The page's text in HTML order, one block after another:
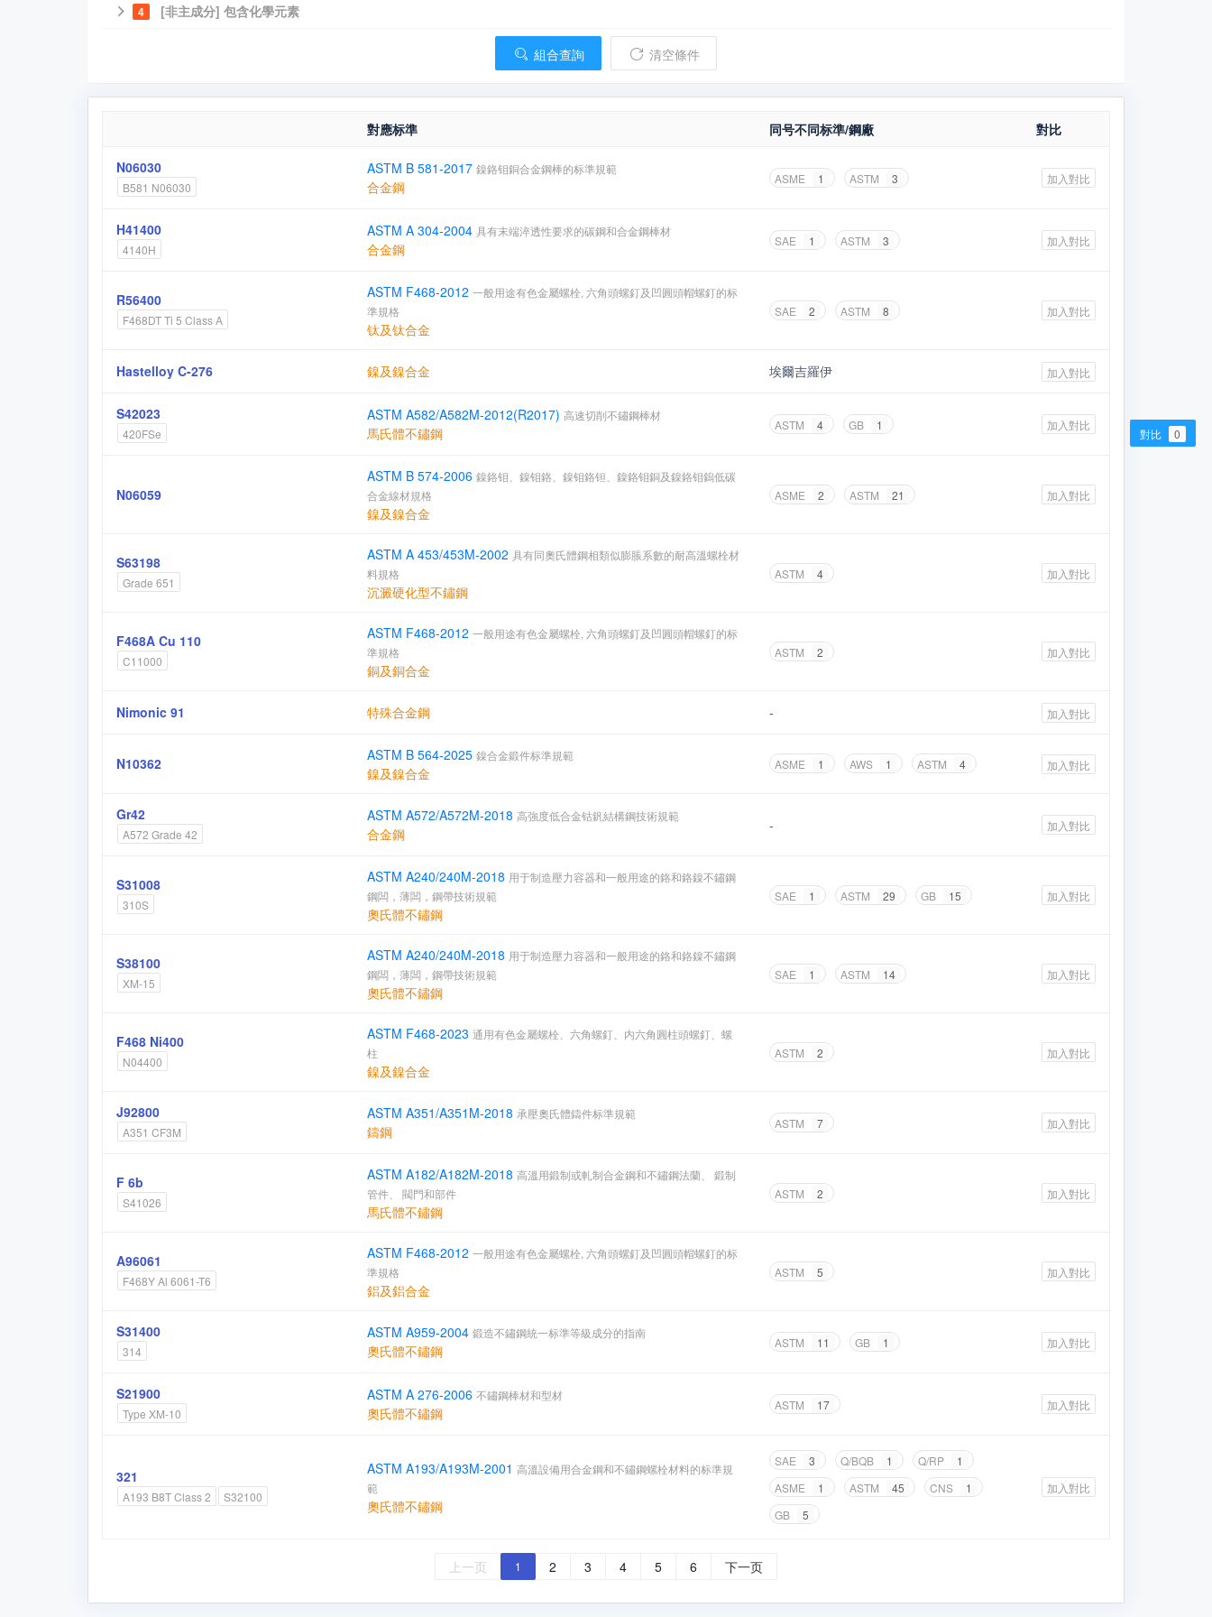
4 [非主成分] 包含化學元素
組合查詢 清空條件
對應标準 同号不同标準/鋼廠 對比
N06030
B581 N06030
ASTM B 581-2017 鎳鉻钼銅合金鋼棒的标準規範
合金鋼 ASME 1 ASTM 3 加入對比
H41400
4140H
ASTM A 304-2004 具有末端淬透性要求的碳鋼和合金鋼棒材
合金鋼 SAE 1 ASTM 3 加入對比
R56400
F468DT Ti 5 Class A
ASTM F468-2012 一般用途有色金屬螺栓, 六角頭螺釘及凹圓頭帽螺釘的标
準規格
钛及钛合金
SAE 2 ASTM 8 加入對比
Hastelloy C-276 鎳及鎳合金 埃爾吉羅伊 加入對比
S42023
420FSe
ASTM A582/A582M-2012(R2017) 高速切削不鏽鋼棒材
馬氏體不鏽鋼 ASTM 4 GB 1 加入對比
N06059
ASTM B 574-2006 鎳鉻钼、鎳钼鉻、鎳钼鉻钽、鎳鉻钼銅及鎳鉻钼鎢低碳
合金線材規格
鎳及鎳合金
ASME 2 ASTM 21 加入對比
S63198
Grade 651
ASTM A 453/453M-2002 具有同奧氏體鋼相類似膨脹系數的耐高溫螺栓材
料規格
沉澱硬化型不鏽鋼
ASTM 4 加入對比
F468A Cu 110
C11000
ASTM F468-2012 一般用途有色金屬螺栓, 六角頭螺釘及凹圓頭帽螺釘的标
準規格
銅及銅合金
ASTM 2 加入對比
Nimonic 91 特殊合金鋼 - 加入對比
N10362 ASTM B 564-2025 鎳合金鍛件标準規範
鎳及鎳合金
ASME 1 AWS 1 ASTM 4 加入對比
Gr42
A572 Grade 42
ASTM A572/A572M-2018 高強度低合金钴釩結構鋼技術規範
合金鋼 - 加入對比
S31008
310S
ASTM A240/240M-2018 用于制造壓力容器和一般用途的鉻和鉻鎳不鏽鋼
鋼闆，薄闆，鋼帶技術規範
奧氏體不鏽鋼
SAE 1 ASTM 29 GB 15 加入對比
S38100
XM-15
ASTM A240/240M-2018 用于制造壓力容器和一般用途的鉻和鉻鎳不鏽鋼
鋼闆，薄闆，鋼帶技術規範
奧氏體不鏽鋼
SAE 1 ASTM 14 加入對比
F468 Ni400
N04400
ASTM F468-2023 通用有色金屬螺栓、六角螺釘、内六角圓柱頭螺釘、螺
柱
鎳及鎳合金
ASTM 2 加入對比
J92800
A351 CF3M
ASTM A351/A351M-2018 承壓奧氏體鑄件标準規範
鑄鋼 ASTM 7 加入對比
F 6b
S41026
ASTM A182/A182M-2018 高溫用鍛制或軋制合金鋼和不鏽鋼法蘭、 鍛制
管件、 閥門和部件
馬氏體不鏽鋼
ASTM 2 加入對比
A96061
F468Y Al 6061-T6
ASTM F468-2012 一般用途有色金屬螺栓, 六角頭螺釘及凹圓頭帽螺釘的标
準規格
鋁及鋁合金
ASTM 5 加入對比
S31400
314
ASTM A959-2004 鍛造不鏽鋼統一标準等級成分的指南
奧氏體不鏽鋼 ASTM 11 GB 1 加入對比
S21900
Type XM-10
ASTM A 276-2006 不鏽鋼棒材和型材
奧氏體不鏽鋼 ASTM 17 加入對比
321
A193 B8T Class 2 S32100
ASTM A193/A193M-2001 高溫設備用合金鋼和不鏽鋼螺栓材料的标準規
範
奧氏體不鏽鋼
SAE 3 Q/BQB 1 Q/RP
1
ASME
1 ASTM 45 CNS
1
GB
5
加入對比
上一页 1 2 3 4 5 6 下一页
對比 0